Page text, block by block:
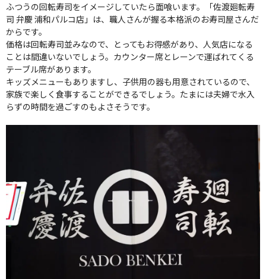
ふつうの回転寿司をイメージしていたら面喰います。「佐渡廻転寿
司 弁慶 浦和パルコ店」は、職人さんが握る本格派のお寿司屋さんだ
からです。
価格は回転寿司並みなので、とってもお得感があり、人気店になる
ことは間違いないでしょう。カウンター席とレーンで運ばれてくる
テーブル席があります。
キッズメニューもありますし、子供用の器も用意されているので、
家族で楽しく食事することができるでしょう。たまには夫婦で水入
らずの時間を過ごすのもよさそうです。